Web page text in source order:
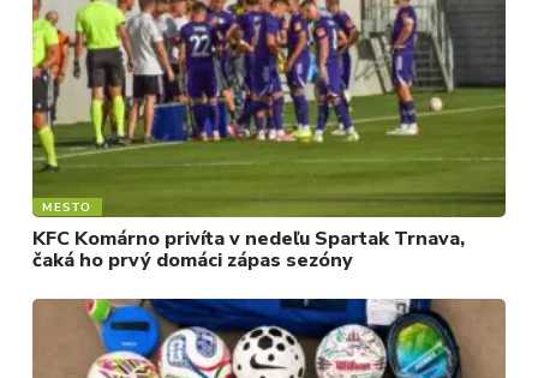
MESTO
REGIÓN
ŠPORT
KULTÚRA
MESTO
KFC Komárno privíta v nedeľu Spartak Trnava,
čaká ho prvý domáci zápas sezóny